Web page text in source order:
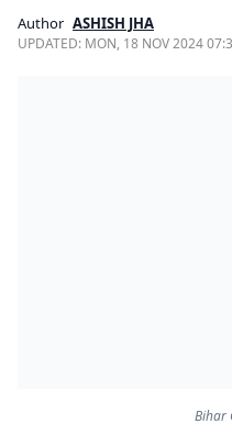
Author ASHISH JHA
UPDATED: MON, 18 NOV 2024
Bihar